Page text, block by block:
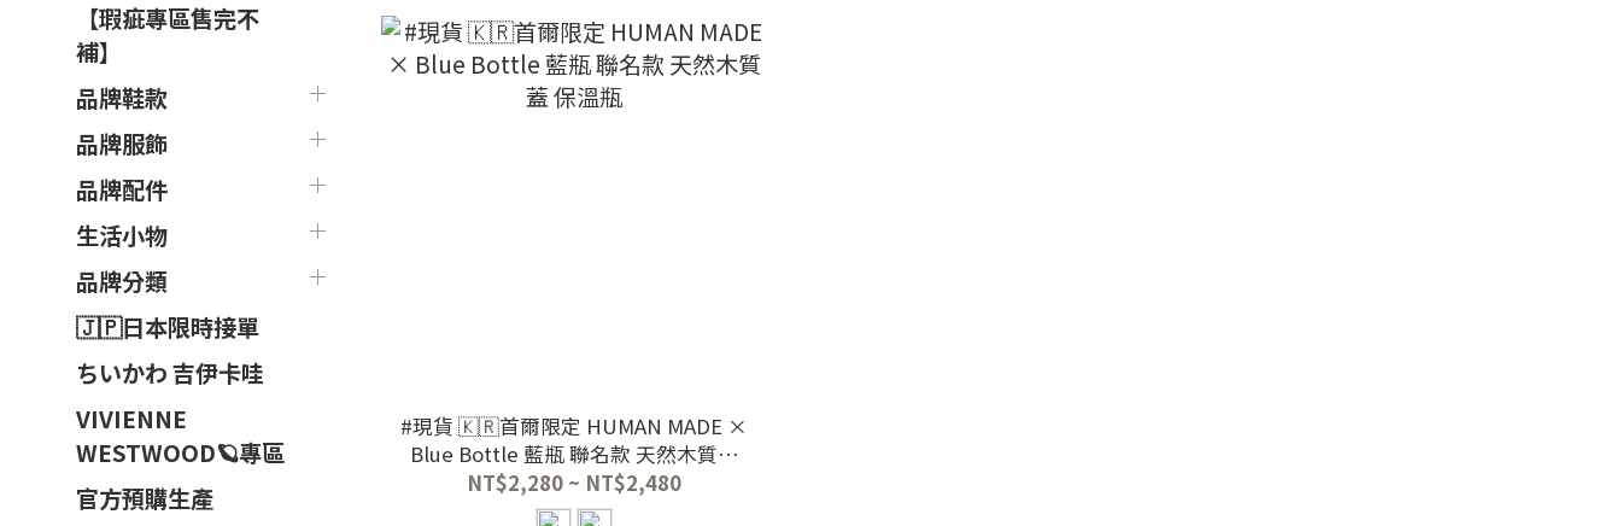
【瑕疵專區售完不
補】
品牌鞋款
品牌服飾
品牌配件
生活小物
品牌分類
🇯🇵日本限時接單
ちいかわ 吉伊卡哇
VIVIENNE
WESTWOOD🪐專區
官方預購生產
#現貨 🇰🇷首爾限定 HUMAN MADE ×
Blue Bottle 藍瓶 聯名款 天然木質蓋
保溫瓶
NT$2,280 ~ NT$2,480